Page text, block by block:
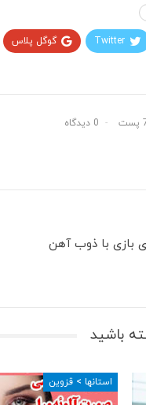
Twitter گوگل پلاس
0 دیدگاه
بازی با ذوب آهن
باشید
استانها > قزوین